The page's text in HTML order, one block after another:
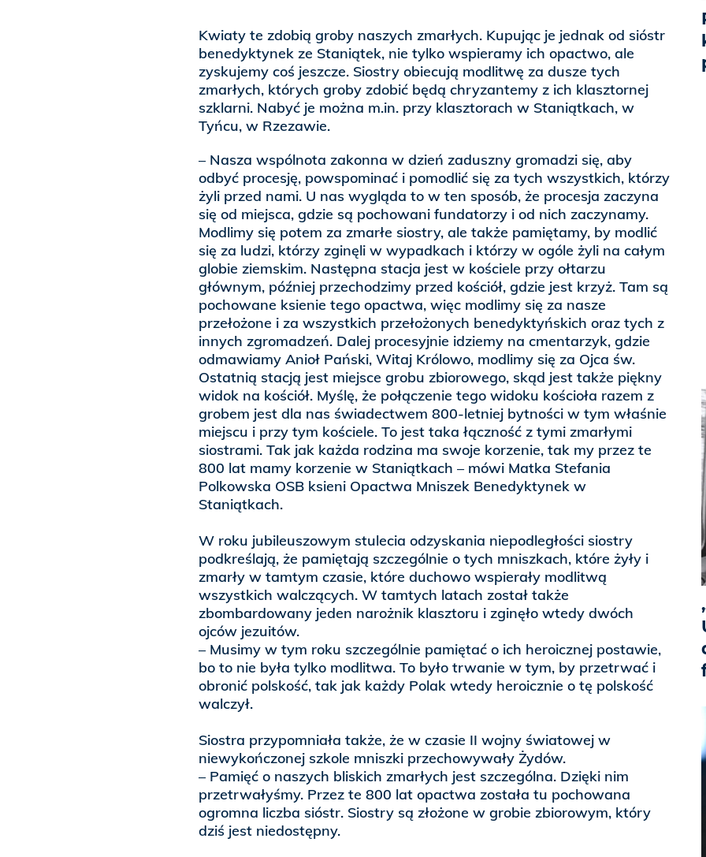
Kwiaty te zdobią groby naszych zmarłych. Kupując je jednak od sióstr
benedyktynek ze Staniątek, nie tylko wspieramy ich opactwo, ale
zyskujemy coś jeszcze. Siostry obiecują modlitwę za dusze tych
zmarłych, których groby zdobić będą chryzantemy z ich klasztornej
szklarni. Nabyć je można m.in. przy klasztorach w Staniątkach, w
Tyńcu, w Rzezawie.
– Nasza wspólnota zakonna w dzień zaduszny gromadzi się, aby
odbyć procesję, powspominać i pomodlić się za tych wszystkich, którzy
żyli przed nami. U nas wygląda to w ten sposób, że procesja zaczyna
się od miejsca, gdzie są pochowani fundatorzy i od nich zaczynamy.
Modlimy się potem za zmarłe siostry, ale także pamiętamy, by modlić
się za ludzi, którzy zginęli w wypadkach i którzy w ogóle żyli na całym
globie ziemskim. Następna stacja jest w kościele przy ołtarzu
głównym, później przechodzimy przed kościół, gdzie jest krzyż. Tam są
pochowane ksienie tego opactwa, więc modlimy się za nasze
przełożone i za wszystkich przełożonych benedyktyńskich oraz tych z
innych zgromadzeń. Dalej procesyjnie idziemy na cmentarzyk, gdzie
odmawiamy Anioł Pański, Witaj Królowo, modlimy się za Ojca św.
Ostatnią stacją jest miejsce grobu zbiorowego, skąd jest także piękny
widok na kościół. Myślę, że połączenie tego widoku kościoła razem z
grobem jest dla nas świadectwem 800-letniej bytności w tym właśnie
miejscu i przy tym kościele. To jest taka łączność z tymi zmarłymi
siostrami. Tak jak każda rodzina ma swoje korzenie, tak my przez te
800 lat mamy korzenie w Staniątkach – mówi Matka Stefania
Polkowska OSB ksieni Opactwa Mniszek Benedyktynek w
Staniątkach.
W roku jubileuszowym stulecia odzyskania niepodległości siostry
podkreślają, że pamiętają szczególnie o tych mniszkach, które żyły i
zmarły w tamtym czasie, które duchowo wspierały modlitwą
wszystkich walczących. W tamtych latach został także
zbombardowany jeden narożnik klasztoru i zginęło wtedy dwóch
ojców jezuitów.
– Musimy w tym roku szczególnie pamiętać o ich heroicznej postawie,
bo to nie była tylko modlitwa. To było trwanie w tym, by przetrwać i
obronić polskość, tak jak każdy Polak wtedy heroicznie o tę polskość
walczył.
Siostra przypomniała także, że w czasie II wojny światowej w
niewykończonej szkole mniszki przechowywały Żydów.
– Pamięć o naszych bliskich zmarłych jest szczególna. Dzięki nim
przetrwałyśmy. Przez te 800 lat opactwa została tu pochowana
ogromna liczba sióstr. Siostry są złożone w grobie zbiorowym, który
dziś jest niedostępny.